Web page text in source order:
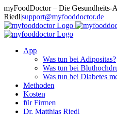
Zum
Inhalt
springen
myFoodDoctor – Die Gesundheits-
Riedl|support@myfooddoctor.de
E-
Mail
Facebook
Instagram
LinkedIn
App
Was tun bei Adipositas?
Was tun bei
Was tun bei Diabetes
Methoden
Kosten
für Firmen
Dr. Matthias Riedl